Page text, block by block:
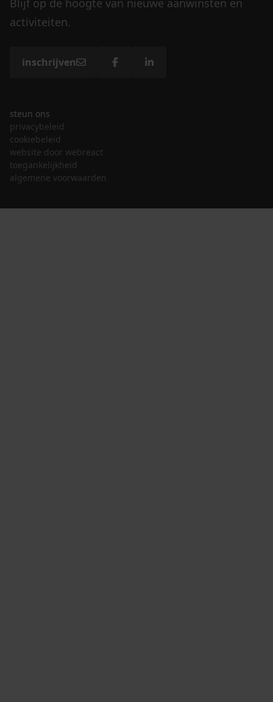
Blijf op de hoogte van nieuwe aanwinsten en
activiteiten.
inschrijven
steun ons
privacybeleid
cookiebeleid
website door webreact
toegankelijkheid
algemene voorwaarden